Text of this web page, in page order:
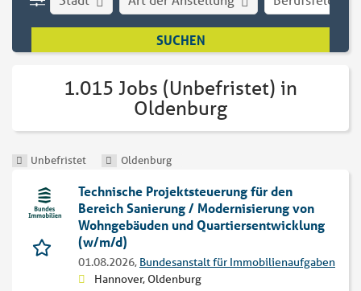
1.015 Jobs (Unbefristet) in
Oldenburg
Unbefristet Oldenburg
Technische Projekt­steuerung für den
Bereich Sanierung / Modernisierung von
Wohngebäuden und Quartiers­entwicklung
(w/m/d)
01.08.2026, Bundesanstalt für Immobilienaufgaben
Hannover, Oldenburg